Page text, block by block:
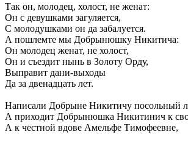
Так он, молодец, холост, не женат:
Он с девушками загуляется,
С молодушками он да забалуется.
А пошлемте мы Добрынюшку Никитича:
Он молодец женат, не холост,
Он и съездит нынь в Золоту Орду,
Выправит дани-выходы
Да за двенадцать лет.
Написали Добрыне Никитичу посольный
А приходит Добрынюшка Никитинич к
А к честной вдове Амельфе Тимофеевне,